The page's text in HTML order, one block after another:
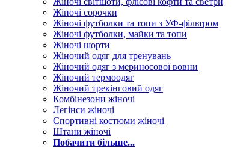
Жіночі сорочки
Жіночі футболки та топи з УФ-фільтром
Жіночі футболки, майки та топи
Жіночі шорти
Жіночий одяг для тренувань
Жіночий одяг з мериносової вовни
Жіночий термоодяг
Жіночий трекінговий одяг
Комбінезони жіночі
Легінси жіночі
Спортивні костюми жіночі
Штани жіночі
Побачити більше...